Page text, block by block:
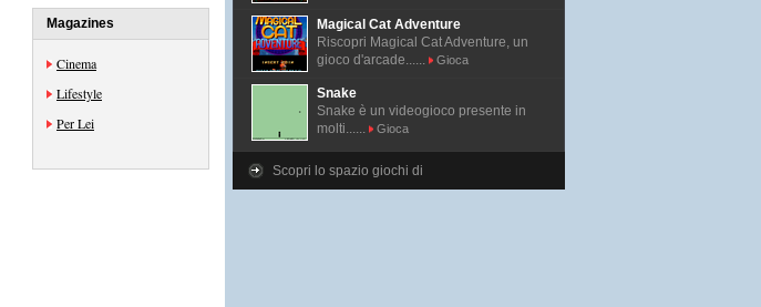
Magazines
Cinema
Lifestyle
Per Lei
Magical Cat Adventure
Riscopri Magical Cat Adventure, un
gioco d'arcade......
Gioca
Snake
Snake è un videogioco presente in
molti......
Gioca
Scopri lo spazio giochi di